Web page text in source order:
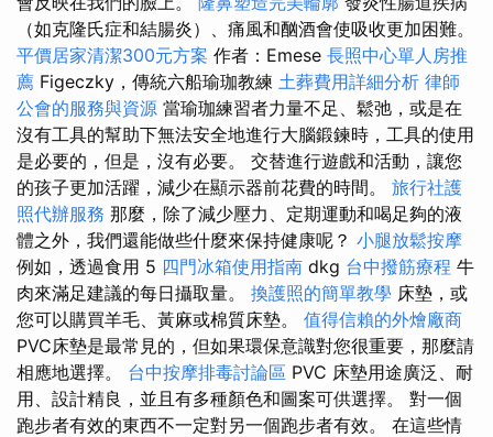
（如克隆氏症和結腸炎）、痛風和酗酒會使吸收更加困難。
平價居家清潔300元方案 作者：Emese 長照中心單人房推
薦 Figeczky，傳統六船瑜珈教練 土葬費用詳細分析 律師
公會的服務與資源 當瑜珈練習者力量不足、鬆弛，或是在
沒有工具的幫助下無法安全地進行大腦鍛鍊時，工具的使用
是必要的，但是，沒有必要。 交替進行遊戲和活動，讓您
的孩子更加活躍，減少在顯示器前花費的時間。 旅行社護
照代辦服務 那麼，除了減少壓力、定期運動和喝足夠的液
體之外，我們還能做些什麼來保持健康呢？ 小腿放鬆按摩
例如，透過食用 5 四門冰箱使用指南 dkg 台中撥筋療程 牛
肉來滿足建議的每日攝取量。 換護照的簡單教學 床墊，或
您可以購買羊毛、黃麻或棉質床墊。 值得信賴的外燴廠商
PVC床墊是最常見的，但如果環保意識對您很重要，那麼請
相應地選擇。 台中按摩排毒討論區 PVC 床墊用途廣泛、耐
用、設計精良，並且有多種顏色和圖案可供選擇。 對一個
跑步者有效的東西不一定對另一個跑步者有效。 在這些情